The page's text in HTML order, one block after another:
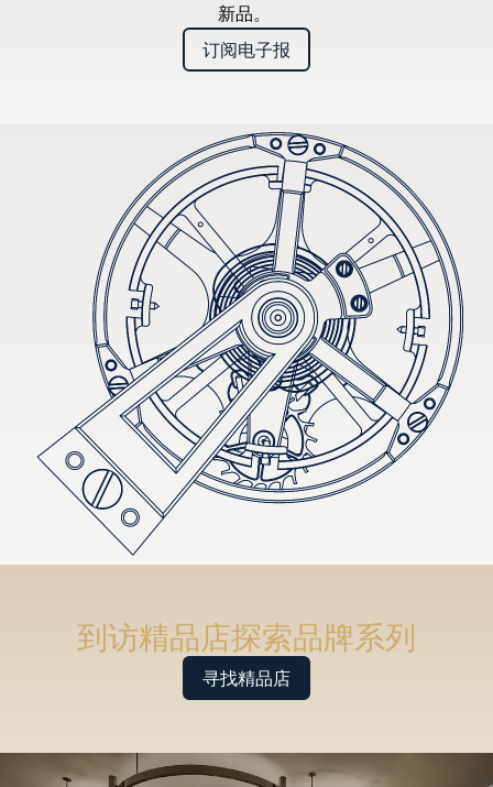
新品。
订阅电子报
到访精品店探索品牌系列
寻找精品店